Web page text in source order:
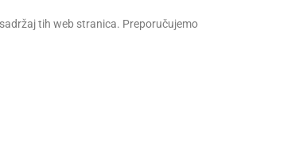
tih web stranica. Preporučujemo